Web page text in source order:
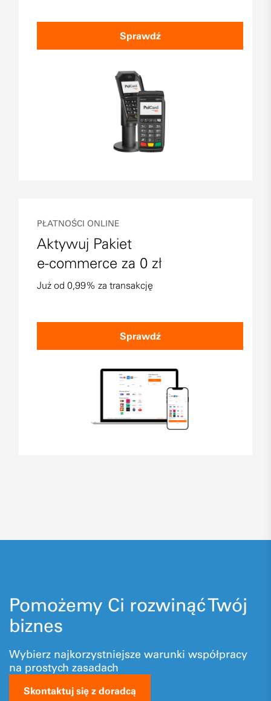
Sprawdź
PŁATNOŚCI ONLINE
Aktywuj Pakiet
e-commerce za 0 zł
Już od 0,99% za transakcję
Sprawdź
Pomożemy Ci rozwinąć Twój
biznes
Wybierz najkorzystniejsze warunki współpracy
na prostych zasadach
Skontaktuj się z doradcą